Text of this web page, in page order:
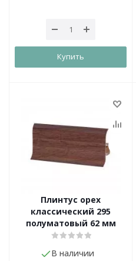
Купить
Плинтус орех
классический 295
полуматовый 62 мм
В наличии